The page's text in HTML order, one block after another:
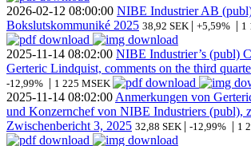
2026-02-12 08:00:00 NIBE Industrier AB
Bokslutskommuniké 2025 38,92 SEK | +5,59% | 1
2025-11-14 08:02:00 NIBE Industrier’s (publ)
Gerteric Lindquist, comments on the third
-12,99% | 1 225 MSEK
2025-11-14 08:02:00 Anmerkungen von
und Konzernchef von NIBE Industriers (publ),
Zwischenbericht 3, 2025 32,88 SEK | -12,99% | 1